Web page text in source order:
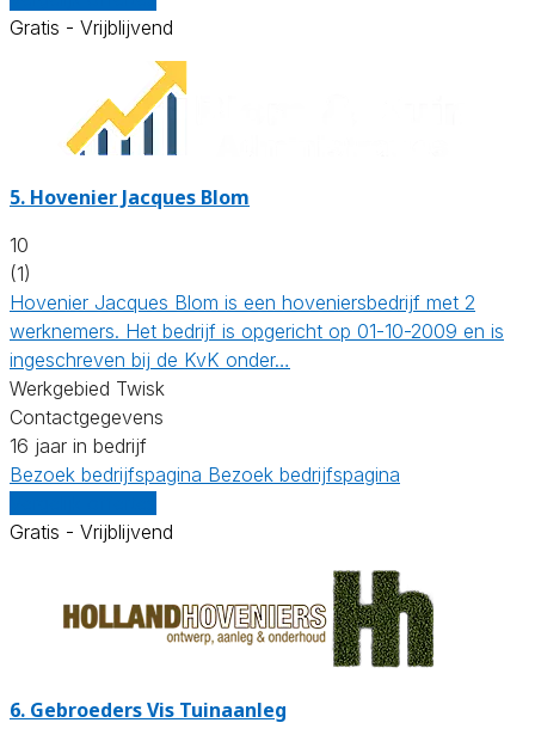
Gratis - Vrijblijvend
5. Hovenier Jacques Blom
10
(1)
Hovenier Jacques Blom is een hoveniersbedrijf met 2
werknemers. Het bedrijf is opgericht op 01-10-2009 en is
ingeschreven bij de KvK onder…
Werkgebied Twisk
Contactgegevens
16 jaar in bedrijf
Bezoek bedrijfspagina Bezoek bedrijfspagina
Gratis - Vrijblijvend
6. Gebroeders Vis Tuinaanleg